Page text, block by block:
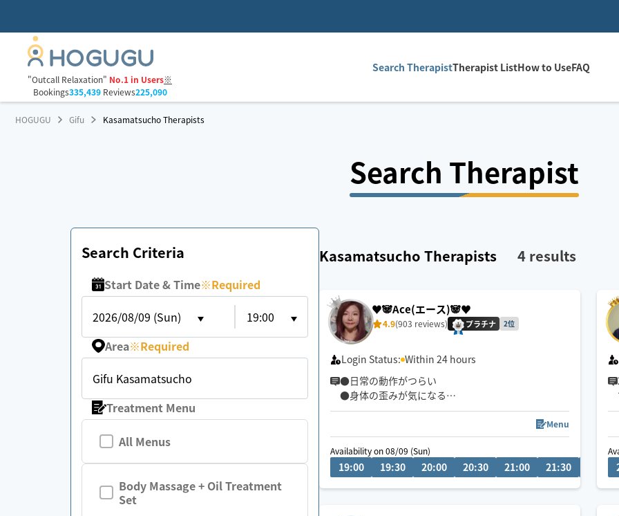
"Outcall Relaxation" No.1 in Users※
Bookings335,439Reviews225,090
Search TherapistTherapist ListHow to UseFAQ
HOGUGU Gifu Kasamatsucho Therapists
Search Therapist
Search Criteria
Start Date & Time※Required
2026/08/09 (Sun)
19:00
Area※Required
Gifu Kasamatsucho
Treatment Menu
All Menus
Body Massage + Oil Treatment
Set
Kasamatsucho Therapists 4 results
♥️🐼Ace(エース)🐼♥️
4.9(903 reviews) プラチナ 2位
Login Status: Within 24 hours
●日常の動作がつらい
●身体の歪みが気になる
●趣味や仕事のパフォーマンスを良くしたい
どんなお悩みにも真摯に向き合い身体の痛みや不
調、お客様の気になる所をその場しのぎではなく"根
本"から対応させて頂きます
Menu
Availability on 08/09 (Sun)
19:00 19:30 20:00 20:30 21:00 21:30